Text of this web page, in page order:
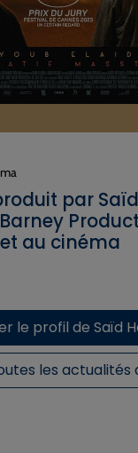
par
au cinéma
le profil de Saïd
les actualités